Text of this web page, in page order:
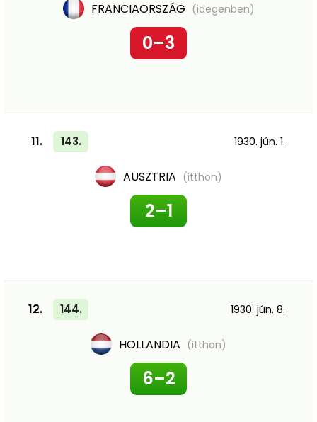
FRANCIAORSZÁG (idegenben)
0–3
11. 143. 1930. jún. 1.
AUSZTRIA (itthon)
2–1
12. 144. 1930. jún. 8.
HOLLANDIA (itthon)
6–2